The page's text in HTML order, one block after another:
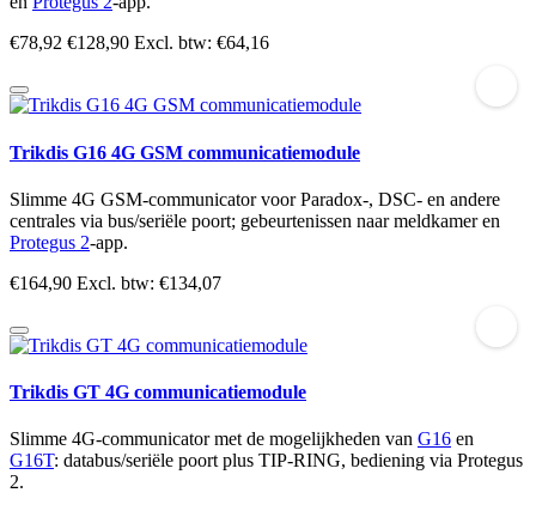
€78,92 €128,90 Excl. btw: €64,16
Trikdis G16 4G GSM communicatiemodule
Slimme 4G GSM-communicator voor Paradox-, DSC- en andere
centrales via bus/seriële poort; gebeurtenissen naar meldkamer en
Protegus 2-app.
€164,90 Excl. btw: €134,07
Trikdis GT 4G communicatiemodule
Slimme 4G-communicator met de mogelijkheden van G16 en
G16T: databus/seriële poort plus TIP-RING, bediening via Protegus
2.